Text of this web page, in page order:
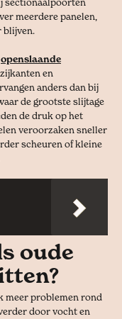
sectionaalpoorten
meerdere panelen,
blijven.
openslaande
en
anders dan bij
de grootste slijtage
de druk op het
veroorzaken sneller
scheuren of kleine
oude
meer problemen rond
door vocht en